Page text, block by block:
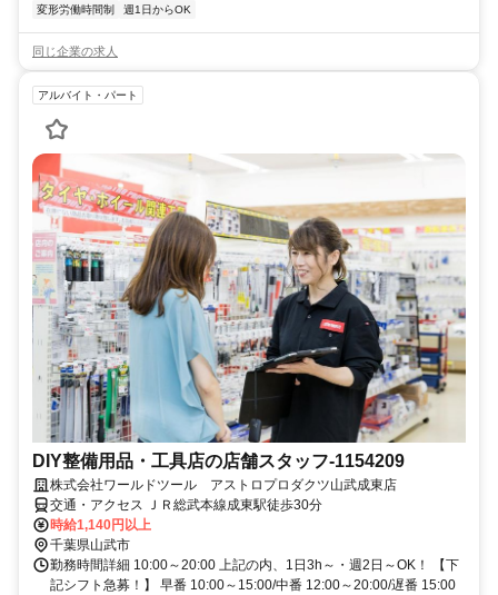
変形労働時間制 週1日からOK
同じ企業の求人
アルバイト・パート
DIY整備用品・工具店の店舗スタッフ-1154209
株式会社ワールドツール アストロプロダクツ山武成東店
交通・アクセス ＪＲ総武本線成東駅徒歩30分
時給1,140円以上
千葉県山武市
勤務時間詳細 10:00～20:00 上記の内、1日3h～・週2日～OK！ 【下
記シフト急募！】 早番 10:00～15:00/中番 12:00～20:00/遅番 15:00